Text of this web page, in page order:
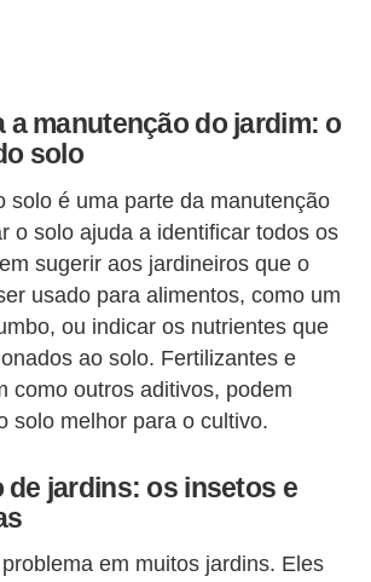
a manutenção do jardim: o
solo
solo é uma parte da manutenção
o solo ajuda a identificar todos os
sugerir aos jardineiros que o
usado para alimentos, como um
ou indicar os nutrientes que
ao solo. Fertilizantes e
como outros aditivos, podem
solo melhor para o cultivo.
de jardins: os insetos e
em muitos jardins. Eles